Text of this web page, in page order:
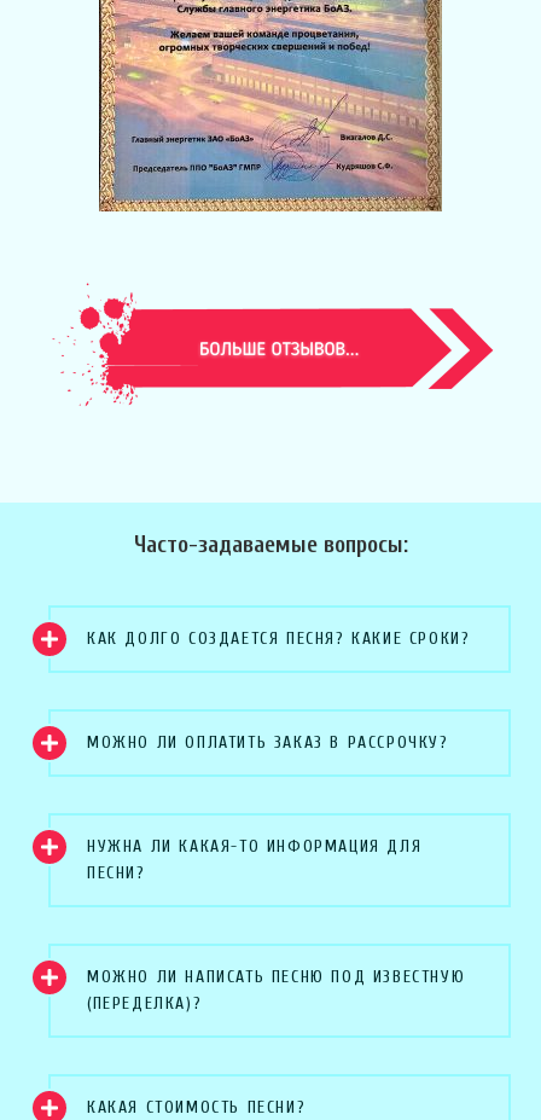
Часто-задаваемые вопросы:
КАК ДОЛГО СОЗДАЕТСЯ ПЕСНЯ? КАКИЕ СРОКИ?
МОЖНО ЛИ ОПЛАТИТЬ ЗАКАЗ В РАССРОЧКУ?
НУЖНА ЛИ КАКАЯ-ТО ИНФОРМАЦИЯ ДЛЯ
ПЕСНИ?
МОЖНО ЛИ НАПИСАТЬ ПЕСНЮ ПОД ИЗВЕСТНУЮ
(ПЕРЕДЕЛКА)?
КАКАЯ СТОИМОСТЬ ПЕСНИ?